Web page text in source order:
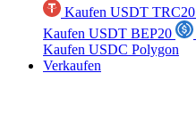
Kaufen USDT TRC20
Kaufen USDT BEP20
Kaufen USDC Polygon
Verkaufen